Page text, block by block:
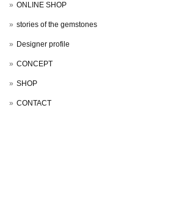
ONLINE SHOP
stories of the gemstones
Designer profile
CONCEPT
SHOP
CONTACT